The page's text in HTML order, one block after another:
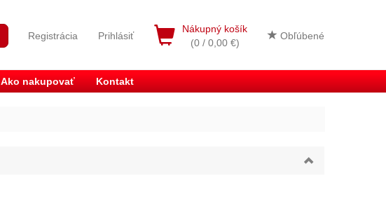
Nákupný košík
(0 / 0,00 €)
Obľúbené
Registrácia Prihlásiť
Ako nakupovať Kontakt